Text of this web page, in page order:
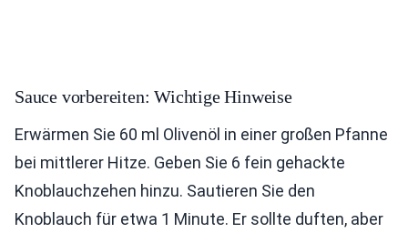
Sauce vorbereiten: Wichtige Hinweise
Erwärmen Sie 60 ml Olivenöl in einer großen Pfanne
bei mittlerer Hitze. Geben Sie 6 fein gehackte
Knoblauchzehen hinzu. Sautieren Sie den
Knoblauch für etwa 1 Minute. Er sollte duften, aber